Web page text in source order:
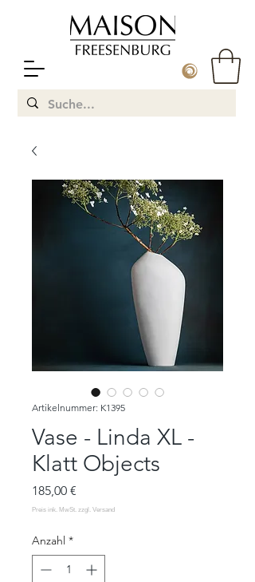
Artikelnummer: K1395
Vase - Linda XL -
Klatt Objects
185,00 €
Anzahl *